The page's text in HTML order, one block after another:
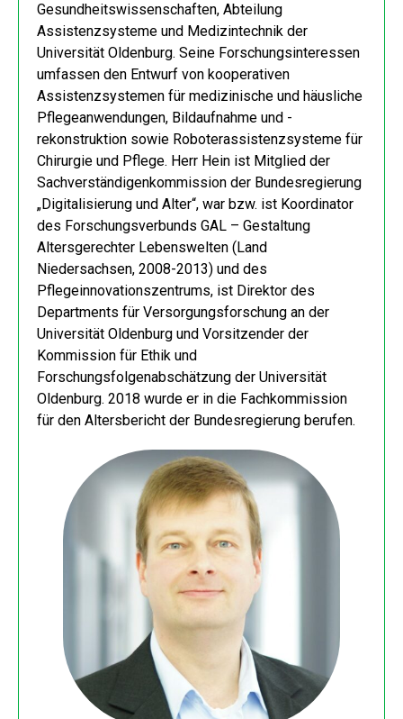
Gesundheitswissenschaften, Abteilung
Assistenzsysteme und Medizintechnik der
Universität Oldenburg. Seine Forschungsinteressen
umfassen den Entwurf von kooperativen
Assistenzsystemen für medizinische und häusliche
Pflegeanwendungen, Bildaufnahme und -
rekonstruktion sowie Roboterassistenzsysteme für
Chirurgie und Pflege. Herr Hein ist Mitglied der
Sachverständigenkommission der Bundesregierung
„Digitalisierung und Alter“, war bzw. ist Koordinator
des Forschungsverbunds GAL – Gestaltung
Altersgerechter Lebenswelten (Land
Niedersachsen, 2008-2013) und des
Pflegeinnovationszentrums, ist Direktor des
Departments für Versorgungsforschung an der
Universität Oldenburg und Vorsitzender der
Kommission für Ethik und
Forschungsfolgenabschätzung der Universität
Oldenburg. 2018 wurde er in die Fachkommission
für den Altersbericht der Bundesregierung berufen.